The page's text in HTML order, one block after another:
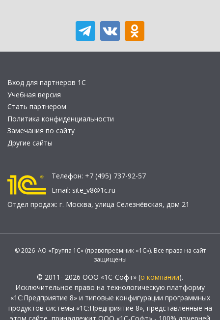
Вход для партнеров 1С
Учебная версия
Стать партнером
Политика конфиденциальности
Замечания по сайту
Другие сайты
Телефон: +7 (495) 737-92-57
Email: site_v8@1c.ru
Отдел продаж: г. Москва, улица Селезнёвская, дом 21
© 2026 АО «Группа 1С» (правопреемник «1С»). Все права на сайт
защищены
© 2011- 2026 ООО «1С-Софт» (о компании).
Исключительное право на технологическую платформу
«1С:Предприятие 8» и типовые конфигурации программных
продуктов системы «1С:Предприятие 8», представленные на